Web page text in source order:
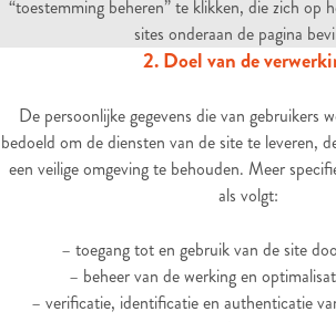
“toestemming beheren” te klikken, die zich op
sites onderaan de pagina
2. Doel van de
De persoonlijke gegevens die van gebruikers
bedoeld om de diensten van de site te leveren,
een ​​veilige omgeving te behouden. Meer
als volgt:
– toegang tot en gebruik van de site
– beheer van de werking en
– verificatie, identificatie en authenticatie